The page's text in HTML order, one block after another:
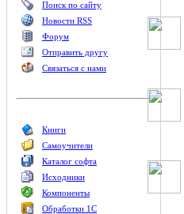
Поиск по сайту
Новости RSS
Форум
Отправить другу
Связаться с нами
Книги
Самоучители
Каталог софта
Исходники
Компоненты
Обработки 1С